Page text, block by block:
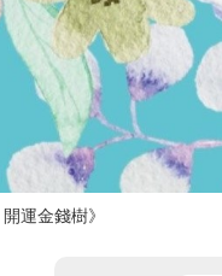
開運金錢樹